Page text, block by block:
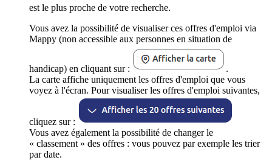
est le plus proche de votre recherche.
Vous avez la possibilité de visualiser ces offres d'emploi via
Mappy (non accessible aux personnes en situation de
handicap) en cliquant sur :
.
La carte affiche uniquement les offres d'emploi que vous
voyez à l'écran. Pour visualiser les offres d'emploi suivantes,
cliquez sur :
Vous avez également la possibilité de changer le
« classement » des offres : vous pouvez par exemple les trier
par date.